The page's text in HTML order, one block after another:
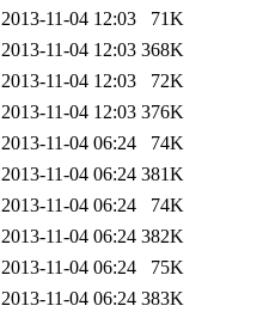
2013-11-04 12:03
71K
2013-11-04 12:03 368K
2013-11-04 12:03
72K
2013-11-04 12:03 376K
2013-11-04 06:24
74K
2013-11-04 06:24 381K
2013-11-04 06:24
74K
2013-11-04 06:24 382K
2013-11-04 06:24
75K
2013-11-04 06:24 383K